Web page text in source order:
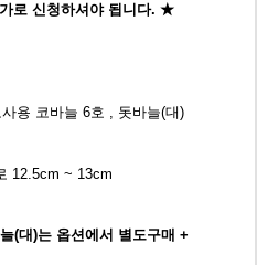
로 신청하셔야 됩니다. ★
용 코바늘 6호 , 돗바늘(대)
12.5cm ~ 13cm
(대)는 옵션에서 별도구매 +